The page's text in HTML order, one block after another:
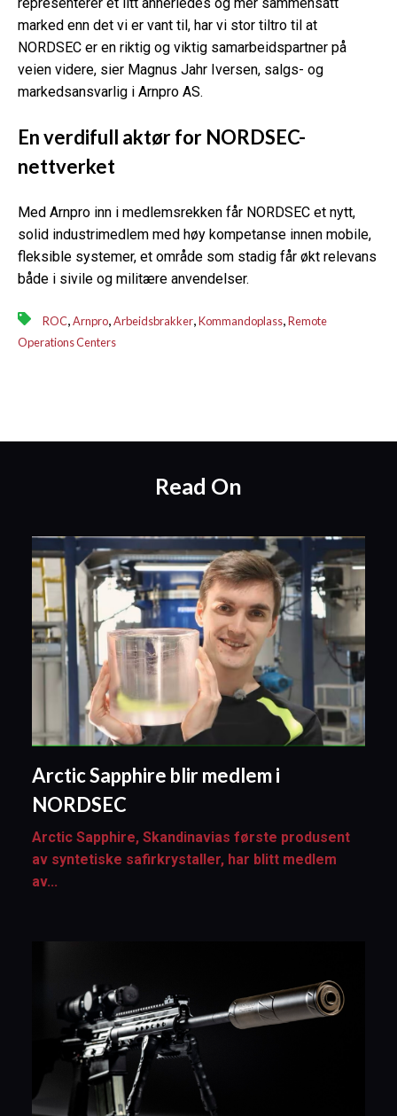
marked enn det vi er vant til, har vi stor tiltro til at
NORDSEC er en riktig og viktig samarbeidspartner på
veien videre, sier Magnus Jahr Iversen, salgs- og
markedsansvarlig i Arnpro AS.
En verdifull aktør for NORDSEC-
nettverket
Med Arnpro inn i medlemsrekken får NORDSEC et nytt,
solid industrimedlem med høy kompetanse innen mobile,
fleksible systemer, et område som stadig får økt relevans
både i sivile og militære anvendelser.
ROC,Arnpro,Arbeidsbrakker,Kommandoplass,Remote
Operations Centers
Read On
Arctic Sapphire blir medlem i
NORDSEC
Arctic Sapphire, Skandinavias første produsent
av syntetiske safirkrystaller, har blitt medlem
av...